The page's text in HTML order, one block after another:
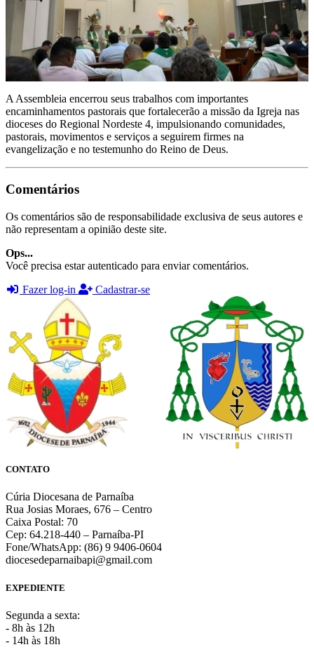
A Assembleia encerrou seus trabalhos com importantes
encaminhamentos pastorais que fortalecerão a missão da Igreja nas
dioceses do Regional Nordeste 4, impulsionando comunidades,
pastorais, movimentos e serviços a seguirem firmes na
evangelização e no testemunho do Reino de Deus.
Comentários
Os comentários são de responsabilidade exclusiva de seus autores e
não representam a opinião deste site.
Ops...
Você precisa estar autenticado para enviar comentários.
Fazer log-in
Cadastrar-se
CONTATO
Cúria Diocesana de Parnaíba
Rua Josias Moraes, 676 – Centro
Caixa Postal: 70
Cep: 64.218-440 – Parnaíba-PI
Fone/WhatsApp: (86) 9 9406-0604
diocesedeparnaibapi@gmail.com
EXPEDIENTE
Segunda a sexta:
- 8h às 12h
- 14h às 18h